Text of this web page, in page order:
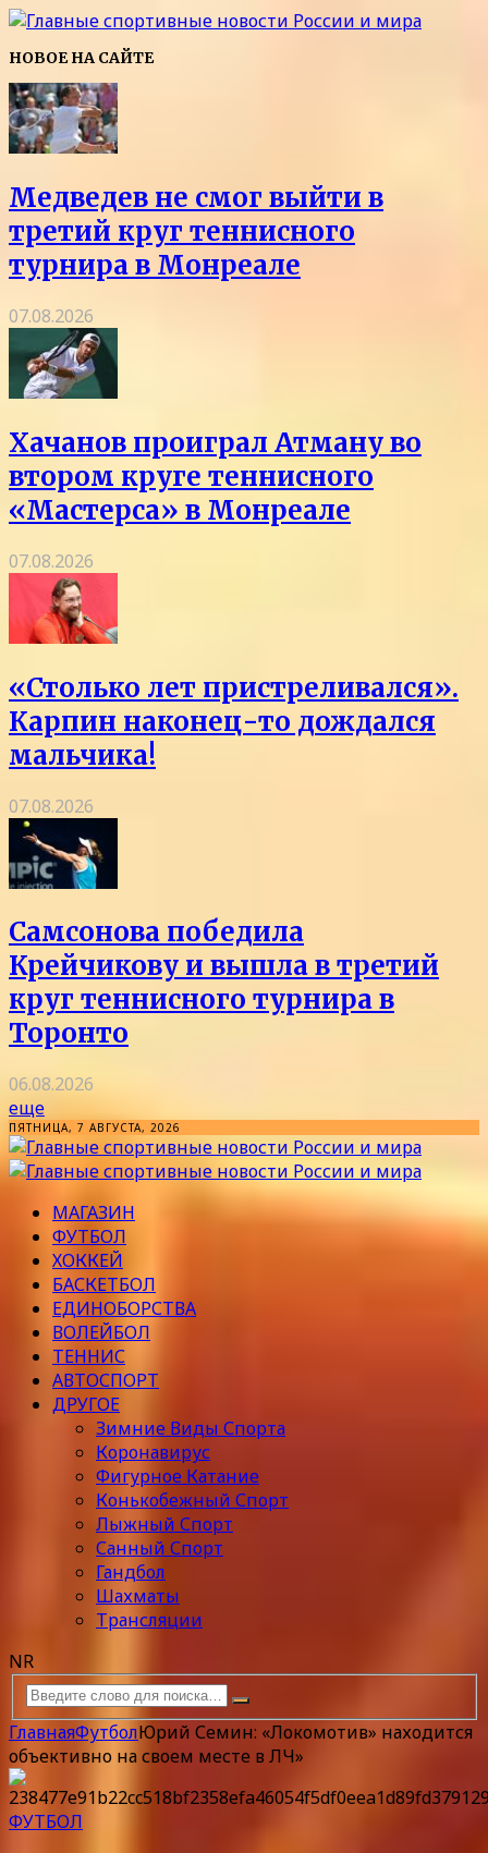
НОВОЕ НА САЙТЕ
Медведев не смог выйти в
третий круг теннисного
турнира в Монреале
07.08.2026
Хачанов проиграл Атману во
втором круге теннисного
«Мастерса» в Монреале
07.08.2026
«Столько лет пристреливался».
Карпин наконец-то дождался
мальчика!
07.08.2026
Самсонова победила
Крейчикову и вышла в третий
круг теннисного турнира в
Торонто
06.08.2026
еще
ПЯТНИЦА, 7 АВГУСТА, 2026
МАГАЗИН
ФУТБОЛ
ХОККЕЙ
БАСКЕТБОЛ
ЕДИНОБОРСТВА
ВОЛЕЙБОЛ
ТЕННИС
АВТОСПОРТ
ДРУГОЕ
Зимние Виды Спорта
Коронавирус
Фигурное Катание
Конькобежный Спорт
Лыжный Спорт
Санный Спорт
Гандбол
Шахматы
Трансляции
NR
ГлавнаяФутболЮрий Семин: «Локомотив» находится
объективно на своем месте в ЛЧ»
ФУТБОЛ